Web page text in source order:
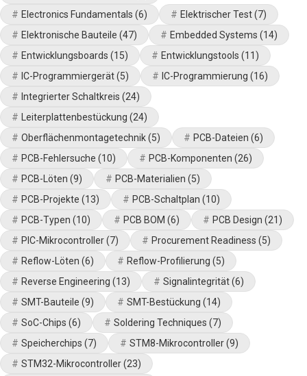
Electronics Fundamentals (6) Elektrischer Test(7)
Elektronische Bauteile (47) Embedded Systems (14)
Entwicklungsboards (15) Entwicklungstools (11)
IC-Programmiergerät(5) IC-Programmierung (16)
Integrierter Schaltkreis (24)
Leiterplattenbestückung (24)
Oberflächenmontagetechnik(5) PCB-Dateien (6)
PCB-Fehlersuche (10) PCB-Komponenten (26)
PCB-Löten (9) PCB-Materialien (5)
PCB-Projekte (13) PCB-Schaltplan (10)
PCB-Typen (10) PCB BOM (6) PCB Design (21)
PIC-Mikrocontroller(7) Procurement Readiness (5)
Reflow-Löten (6) Reflow-Profilierung (5)
Reverse Engineering (13) Signalintegrität(6)
SMT-Bauteile (9) SMT-Bestückung (14)
SoC-Chips (6) Soldering Techniques (7)
Speicherchips (7) STM8-Mikrocontroller(9)
STM32-Mikrocontroller(23)